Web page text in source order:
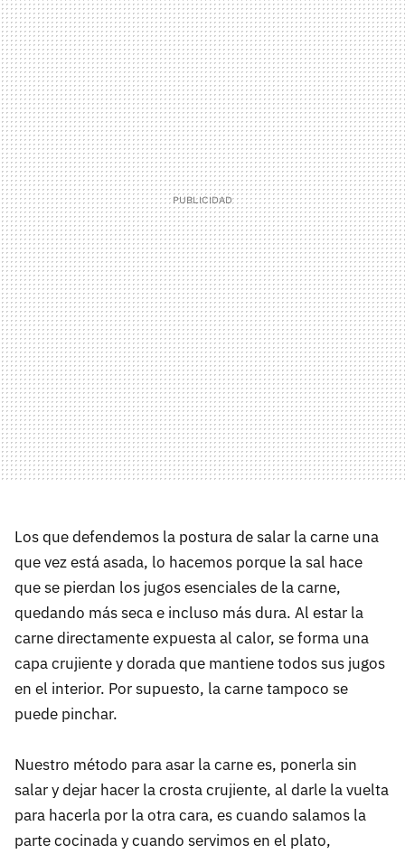
Los que defendemos la postura de salar la carne una
que vez está asada, lo hacemos porque la sal hace
que se pierdan los jugos esenciales de la carne,
quedando más seca e incluso más dura. Al estar la
carne directamente expuesta al calor, se forma una
capa crujiente y dorada que mantiene todos sus jugos
en el interior. Por supuesto, la carne tampoco se
puede pinchar.
Nuestro método para asar la carne es, ponerla sin
salar y dejar hacer la crosta crujiente, al darle la vuelta
para hacerla por la otra cara, es cuando salamos la
parte cocinada y cuando servimos en el plato,